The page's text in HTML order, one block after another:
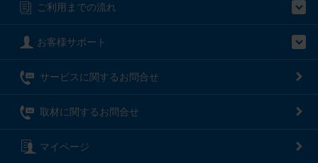
ご利用までの流れ
お客様サポート
サービスに関するお問合せ
取材に関するお問合せ
マイページ